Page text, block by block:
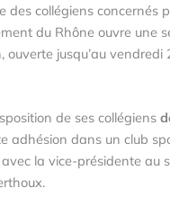
des collégiens concernés
du Rhône ouvre une
ouverte jusqu’au
de ses collégiens
adhésion dans un club
la vice-présidente au